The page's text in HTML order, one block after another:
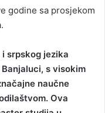
godine sa prosjekom
srpskog jezika
s visokim
naučne
Ova